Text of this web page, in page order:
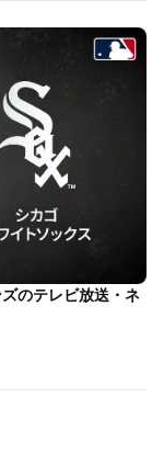
のテレビ放送・ネ